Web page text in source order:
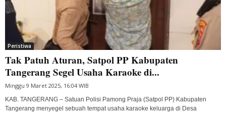
Peristiwa
Tak Patuh Aturan, Satpol PP Kabupaten
Tangerang Segel Usaha Karaoke di...
Minggu 9 Maret 2025, 16:04 WIB
KAB. TANGERANG – Satuan Polisi Pamong Praja (Satpol PP) Kabupaten
Tangerang menyegel sebuah tempat usaha karaoke keluarga di Desa